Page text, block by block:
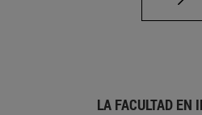
LA FACULTAD EN